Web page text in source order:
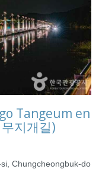
Tangeum en
지개길)
Chungcheongbuk-do